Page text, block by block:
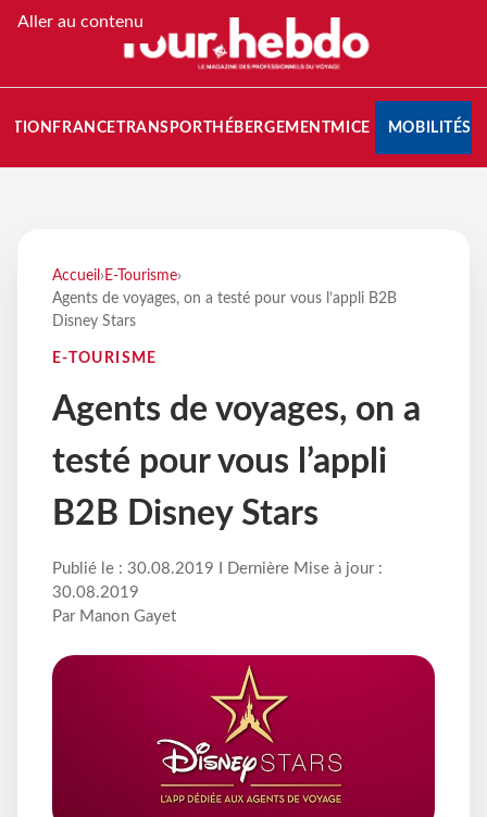
Aller au contenu
FRANCETRANSPORT HÉBERGEMENTMICE MOBILITÉS
Accueil › E-Tourisme›
Agents de voyages, on a testé pour vous l’appli B2B
Disney Stars
E-TOURISME
Agents de voyages, on a
testé pour vous l’appli
B2B Disney Stars
Publié le : 30.08.2019 I Dernière Mise à jour :
30.08.2019
Par Manon Gayet